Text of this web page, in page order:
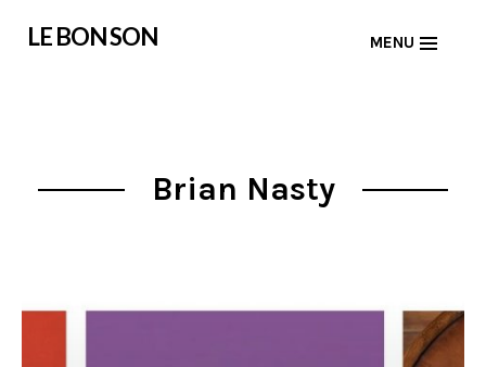
LE BON SON MENU
Brian Nasty